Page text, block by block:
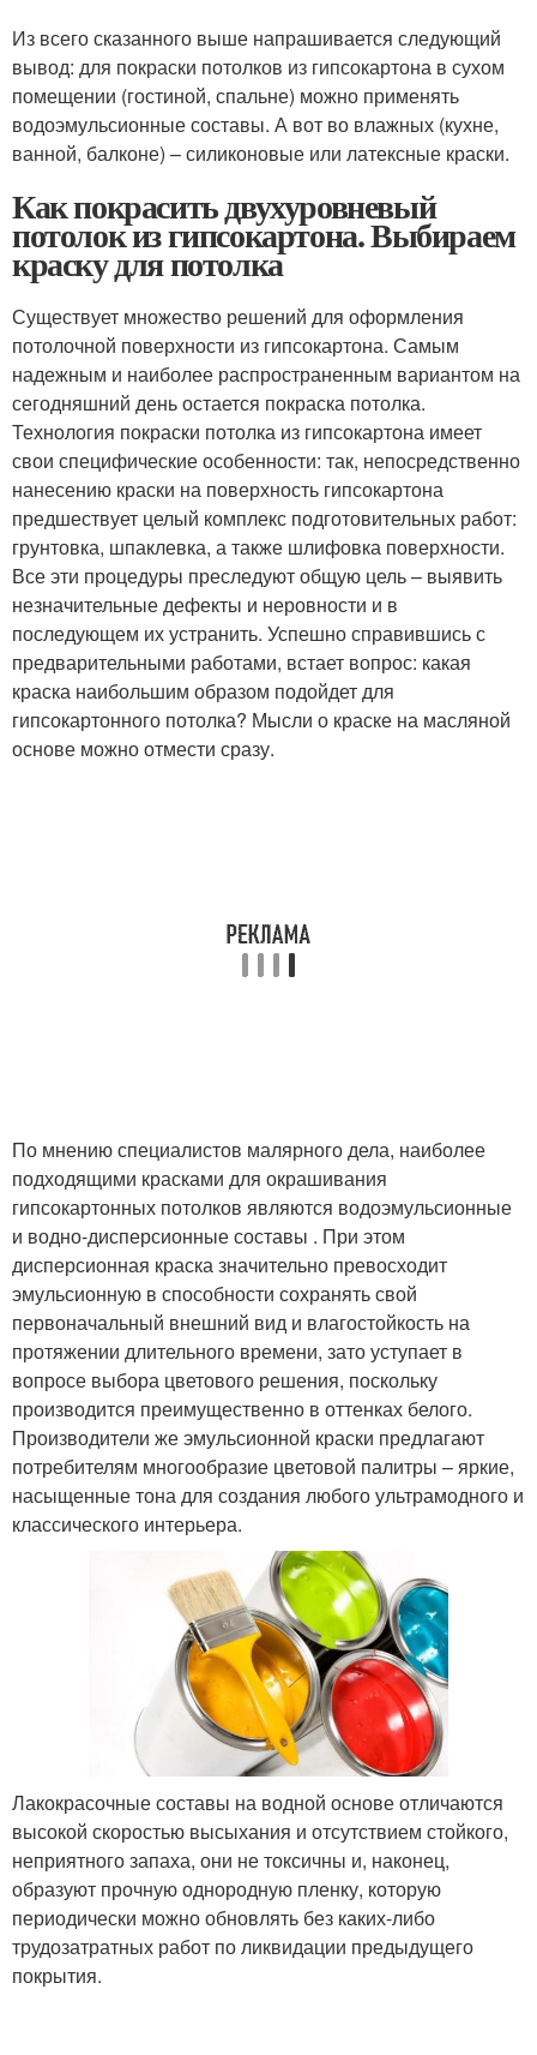
Из всего сказанного выше напрашивается следующий
вывод: для покраски потолков из гипсокартона в сухом
помещении (гостиной, спальне) можно применять
водоэмульсионные составы. А вот во влажных (кухне,
ванной, балконе) – силиконовые или латексные краски.
Как покрасить двухуровневый
потолок из гипсокартона. Выбираем
краску для потолка
Существует множество решений для оформления
потолочной поверхности из гипсокартона. Самым
надежным и наиболее распространенным вариантом на
сегодняшний день остается покраска потолка.
Технология покраски потолка из гипсокартона имеет
свои специфические особенности: так, непосредственно
нанесению краски на поверхность гипсокартона
предшествует целый комплекс подготовительных работ:
грунтовка, шпаклевка, а также шлифовка поверхности.
Все эти процедуры преследуют общую цель – выявить
незначительные дефекты и неровности и в
последующем их устранить. Успешно справившись с
предварительными работами, встает вопрос: какая
краска наибольшим образом подойдет для
гипсокартонного потолка? Мысли о краске на масляной
основе можно отмести сразу.
По мнению специалистов малярного дела, наиболее
подходящими красками для окрашивания
гипсокартонных потолков являются водоэмульсионные
и водно-дисперсионные составы . При этом
дисперсионная краска значительно превосходит
эмульсионную в способности сохранять свой
первоначальный внешний вид и влагостойкость на
протяжении длительного времени, зато уступает в
вопросе выбора цветового решения, поскольку
производится преимущественно в оттенках белого.
Производители же эмульсионной краски предлагают
потребителям многообразие цветовой палитры – яркие,
насыщенные тона для создания любого ультрамодного и
классического интерьера.
Лакокрасочные составы на водной основе отличаются
высокой скоростью высыхания и отсутствием стойкого,
неприятного запаха, они не токсичны и, наконец,
образуют прочную однородную пленку, которую
периодически можно обновлять без каких-либо
трудозатратных работ по ликвидации предыдущего
покрытия.